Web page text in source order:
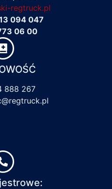
regtruck.pl
094 047
06 00
888 267